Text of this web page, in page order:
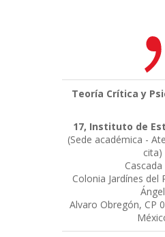
Teoría Crítica y
17, Instituto de
(Sede académica -
cita)
Cascada
Colonia Jardínes del
Ángel
Alvaro Obregón, CP